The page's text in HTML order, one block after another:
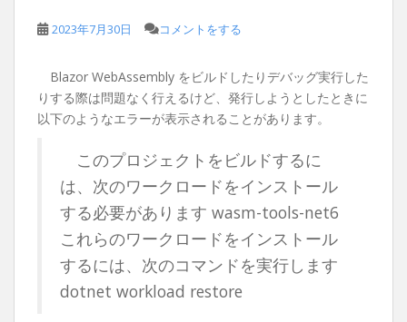
2023年7月30日 コメントをする
Blazor WebAssembly をビルドしたりデバッグ実行した
りする際は問題なく行えるけど、発行しようとしたときに
以下のようなエラーが表示されることがあります。
このプロジェクトをビルドするに
は、次のワークロードをインストール
する必要があります wasm-tools-net6
これらのワークロードをインストール
するには、次のコマンドを実行します
dotnet workload restore